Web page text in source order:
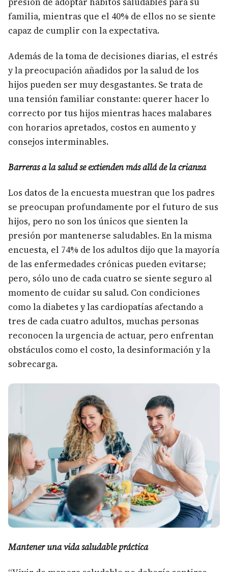
familia, mientras que el 40% de ellos no se siente
capaz de cumplir con la expectativa.
Además de la toma de decisiones diarias, el estrés
y la preocupación añadidos por la salud de los
hijos pueden ser muy desgastantes. Se trata de
una tensión familiar constante: querer hacer lo
correcto por tus hijos mientras haces malabares
con horarios apretados, costos en aumento y
consejos interminables.
Barreras a la salud se extienden más allá de la crianza
Los datos de la encuesta muestran que los padres
se preocupan profundamente por el futuro de sus
hijos, pero no son los únicos que sienten la
presión por mantenerse saludables. En la misma
encuesta, el 74% de los adultos dijo que la mayoría
de las enfermedades crónicas pueden evitarse;
pero, sólo uno de cada cuatro se siente seguro al
momento de cuidar su salud. Con condiciones
como la diabetes y las cardiopatías afectando a
tres de cada cuatro adultos, muchas personas
reconocen la urgencia de actuar, pero enfrentan
obstáculos como el costo, la desinformación y la
sobrecarga.
Mantener una vida saludable práctica